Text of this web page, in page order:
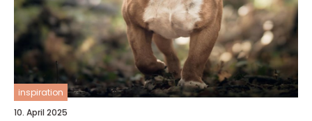
inspiration
10. April 2025